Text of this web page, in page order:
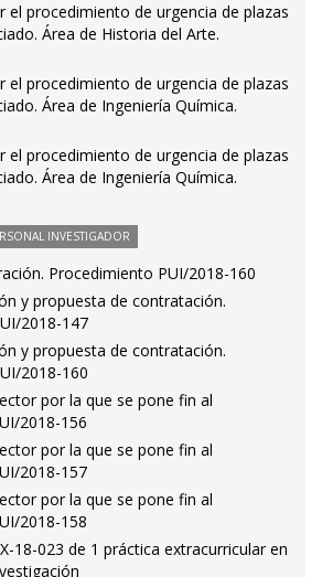
el procedimiento de urgencia de plazas
Área de Historia del Arte.
el procedimiento de urgencia de plazas
Área de Ingeniería Química.
el procedimiento de urgencia de plazas
Área de Ingeniería Química.
INVESTIGADOR
Procedimiento PUI/2018-160
y propuesta de contratación.
2018-147
y propuesta de contratación.
2018-160
por la que se pone fin al
2018-156
por la que se pone fin al
2018-157
por la que se pone fin al
2018-158
18-023 de 1 práctica extracurricular en